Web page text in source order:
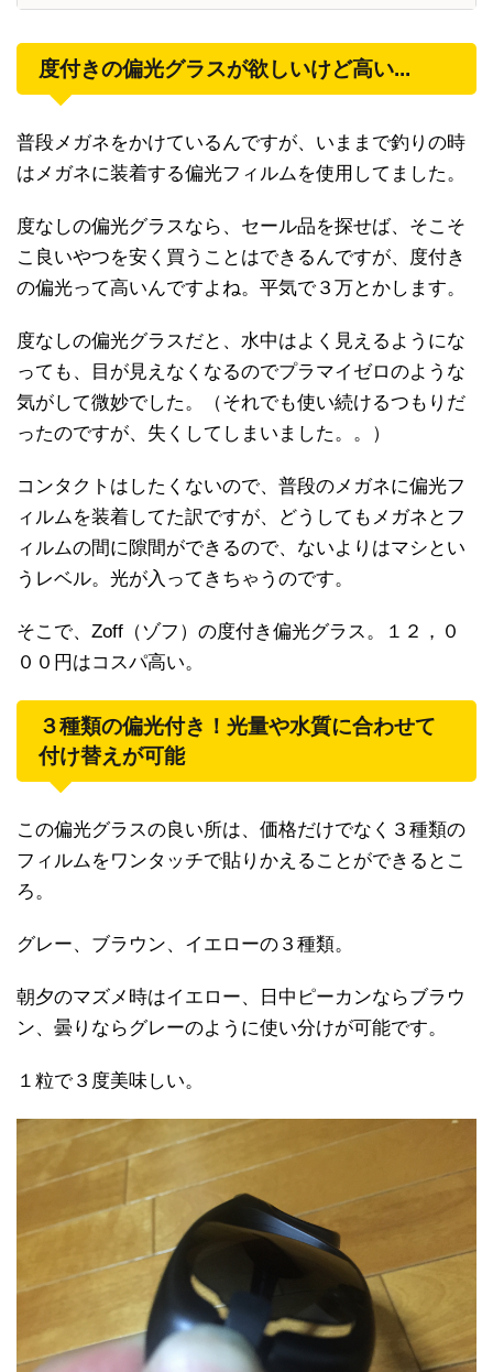
度付きの偏光グラスが欲しいけど高い...
普段メガネをかけているんですが、いままで釣りの時
はメガネに装着する偏光フィルムを使用してました。
度なしの偏光グラスなら、セール品を探せば、そこそ
こ良いやつを安く買うことはできるんですが、度付き
の偏光って高いんですよね。平気で３万とかします。
度なしの偏光グラスだと、水中はよく見えるようにな
っても、目が見えなくなるのでプラマイゼロのような
気がして微妙でした。（それでも使い続けるつもりだ
ったのですが、失くしてしまいました。。）
コンタクトはしたくないので、普段のメガネに偏光フ
ィルムを装着してた訳ですが、どうしてもメガネとフ
ィルムの間に隙間ができるので、ないよりはマシとい
うレベル。光が入ってきちゃうのです。
そこで、Zoff（ゾフ）の度付き偏光グラス。１２，０
００円はコスパ高い。
３種類の偏光付き！光量や水質に合わせて
付け替えが可能
この偏光グラスの良い所は、価格だけでなく３種類の
フィルムをワンタッチで貼りかえることができるとこ
ろ。
グレー、ブラウン、イエローの３種類。
朝夕のマズメ時はイエロー、日中ピーカンならブラウ
ン、曇りならグレーのように使い分けが可能です。
１粒で３度美味しい。